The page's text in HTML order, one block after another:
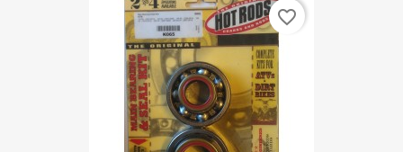
favorite_border